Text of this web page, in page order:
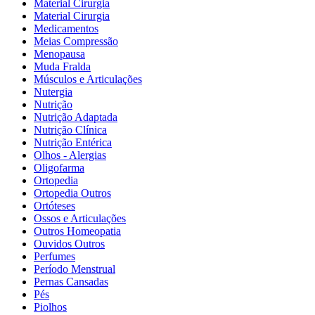
Material Cirurgia
Material Cirurgia
Medicamentos
Meias Compressão
Menopausa
Muda Fralda
Músculos e Articulações
Nutergia
Nutrição
Nutrição Adaptada
Nutrição Clínica
Nutrição Entérica
Olhos - Alergias
Oligofarma
Ortopedia
Ortopedia Outros
Ortóteses
Ossos e Articulações
Outros Homeopatia
Ouvidos Outros
Perfumes
Período Menstrual
Pernas Cansadas
Pés
Piolhos